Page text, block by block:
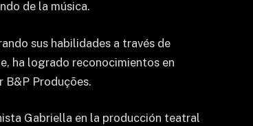
de la música.
sus habilidades a través de
ha logrado reconocimientos en
B&P Produções.
Gabriella en la producción teatral